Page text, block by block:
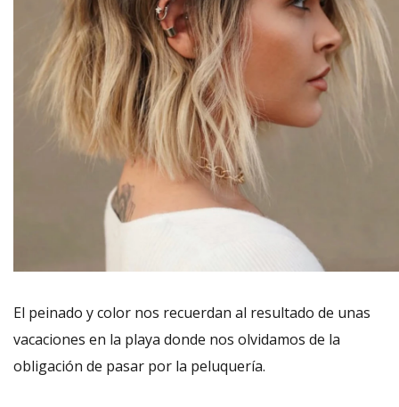
El peinado y color nos recuerdan al resultado de unas
vacaciones en la playa donde nos olvidamos de la
obligación de pasar por la peluquería.